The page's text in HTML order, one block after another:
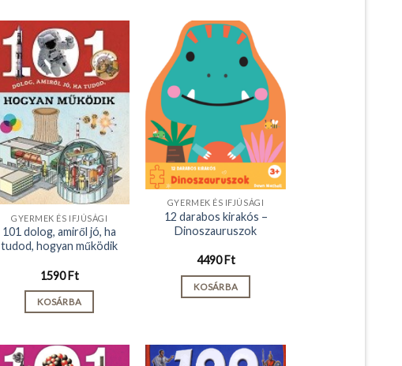
GYERMEK ÉS IFJÚSÁGI
101 dolog, amiről jó, ha
tudod, hogyan működik
1590Ft
KOSÁRBA
GYERMEK ÉS IFJÚSÁGI
12 darabos kirakós –
Dinoszauruszok
4490 Ft
KOSÁRBA